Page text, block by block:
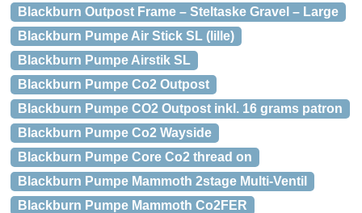
Blackburn Outpost Frame – Steltaske Gravel – Large
Blackburn Pumpe Air Stick SL (lille)
Blackburn Pumpe Airstik SL
Blackburn Pumpe Co2 Outpost
Blackburn Pumpe CO2 Outpost inkl. 16 grams patron
Blackburn Pumpe Co2 Wayside
Blackburn Pumpe Core Co2 thread on
Blackburn Pumpe Mammoth 2stage Multi-Ventil
Blackburn Pumpe Mammoth Co2FER